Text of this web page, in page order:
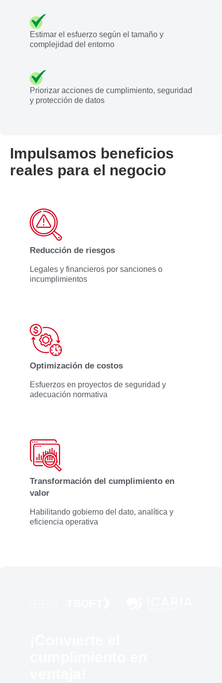
Estimar el esfuerzo según el tamaño y
complejidad del entorno
Priorizar acciones de cumplimiento, seguridad
y protección de datos
Impulsamos beneficios
reales para el negocio
Reducción de riesgos
Legales y financieros por sanciones o
incumplimientos
Optimización de costos
Esfuerzos en proyectos de seguridad y
adecuación normativa
Transformación del cumplimiento en
valor
Habilitando gobierno del dato, analítica y
eficiencia operativa